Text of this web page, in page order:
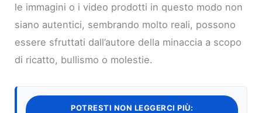
le immagini o i video prodotti in questo modo non
siano autentici, sembrando molto reali, possono
essere sfruttati dall’autore della minaccia a scopo
di ricatto, bullismo o molestie.
POTRESTI NON LEGGERCI PIÙ: